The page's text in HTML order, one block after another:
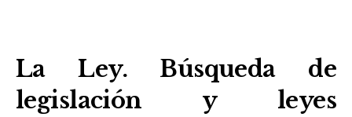
La Ley. Búsqueda de
legislación y leyes